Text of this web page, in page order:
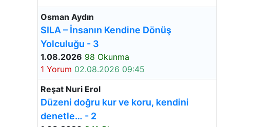
Osman Aydın
SILA – İnsanın Kendine Dönüş
Yolculuğu - 3
1.08.2026 98 Okunma
1 Yorum 02.08.2026 09:45
Reşat Nuri Erol
Düzeni doğru kur ve koru, kendini
denetle… - 2